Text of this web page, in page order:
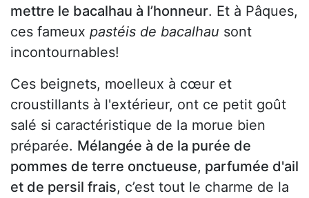
mettre le bacalhau à l’honneur. Et à Pâques,
ces fameux pastéis de bacalhau sont
incontournables!
Ces beignets, moelleux à cœur et
croustillants à l'extérieur, ont ce petit goût
salé si caractéristique de la morue bien
préparée. Mélangée à de la purée de
pommes de terre onctueuse, parfumée d'ail
et de persil frais, c’est tout le charme de la